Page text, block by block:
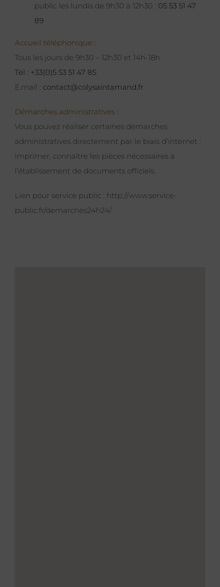
public les lundis de 9h30 à 12h30 : 05 53 51 47
89
Accueil téléphonique :
Tous les jours de 9h30 – 12h30 et 14h-18h
Tél : +33(0)5 53 51 47 85
E.mail : contact@colysaintamand.fr
Démarches administratives :
Vous pouvez réaliser certaines démarches
administratives directement par le biais d’internet :
imprimer, connaître les pièces nécessaires à
l’établissement de documents officiels.
Lien pour service public : http://www.service-
public.fr/demarches24h24/